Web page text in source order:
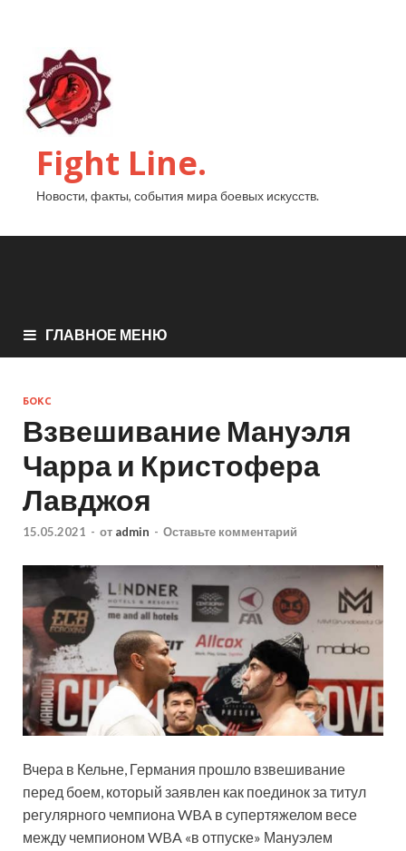
Fight Line.
Новости, факты, события мира боевых искусств.
ГЛАВНОЕ МЕНЮ
БОКС
Взвешивание Мануэля
Чарра и Кристофера
Лавджоя
15.05.2021 - от admin - Оставьте комментарий
Вчера в Кельне, Германия прошло взвешивание
перед боем, который заявлен как поединок за титул
регулярного чемпиона WBA в супертяжелом весе
между чемпионом WBA «в отпуске» Мануэлем